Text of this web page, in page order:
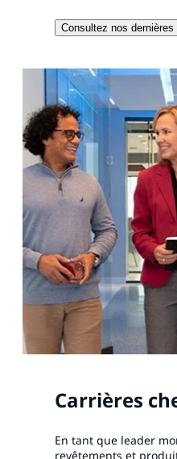
Consultez nos dernières
Carrières
En tant que leader
revêtements et